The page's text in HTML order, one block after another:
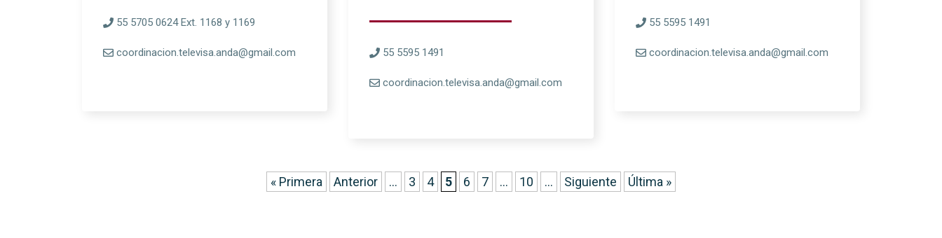
55 5705 0624 Ext. 1168 y 1169
coordinacion.televisa.anda@gmail.com 55 5595 1491
coordinacion.televisa.anda@gmail.com
55 5595 1491
coordinacion.televisa.anda@gmail.com
« Primera Anterior ... 3 4 5 6 7 ... 10 ... Siguiente Última »